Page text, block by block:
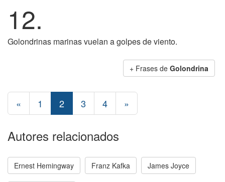
12.
Golondrinas marinas vuelan a golpes de viento.
+ Frases de Golondrina
« 1 2 3 4 »
Autores relacionados
Ernest Hemingway Franz Kafka James Joyce